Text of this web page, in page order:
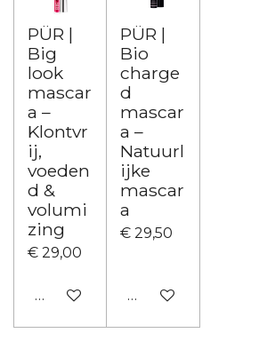
PÜR |
Big
look
mascar
a –
Klontvr
ij,
voeden
d &
volumi
zing
€ 29,00
In winkelwagen
PÜR |
Bio
charge
d
mascar
a –
Natuurl
ijke
mascar
a
€ 29,50
In winkelwagen